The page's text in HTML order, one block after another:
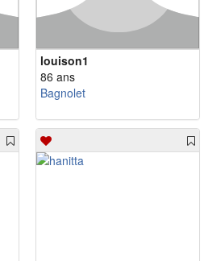
louison1
86 ans
Bagnolet